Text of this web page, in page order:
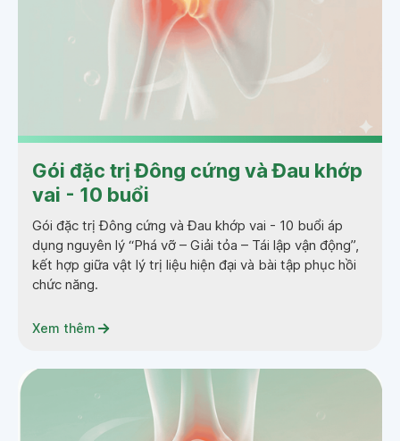
Gói đặc trị Đông cứng và Đau khớp
vai - 10 buổi
Gói đặc trị Đông cứng và Đau khớp vai - 10 buổi áp
dụng nguyên lý “Phá vỡ – Giải tỏa – Tái lập vận động”,
kết hợp giữa vật lý trị liệu hiện đại và bài tập phục hồi
chức năng.
Xem thêm